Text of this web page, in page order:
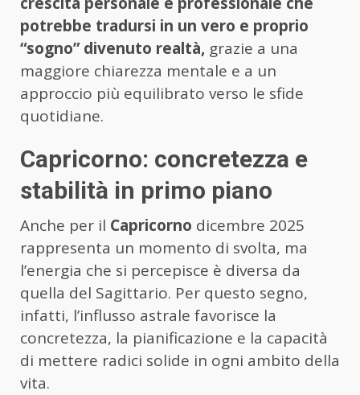
potrebbe tradursi in un vero e proprio
“sogno” divenuto realtà, grazie a una
maggiore chiarezza mentale e a un
approccio più equilibrato verso le sfide
quotidiane.
Capricorno: concretezza e
stabilità in primo piano
Anche per il Capricorno dicembre 2025
rappresenta un momento di svolta, ma
l’energia che si percepisce è diversa da
quella del Sagittario. Per questo segno,
infatti, l’influsso astrale favorisce la
concretezza, la pianificazione e la capacità
di mettere radici solide in ogni ambito della
vita.